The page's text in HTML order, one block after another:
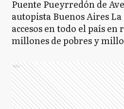
Puente Pueyrredón de
autopista Buenos Aires La
accesos en todo el país en
millones de pobres y
Ads